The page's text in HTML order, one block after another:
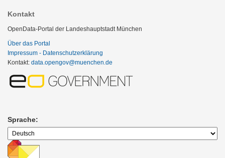
Kontakt
OpenData-Portal der Landeshauptstadt München
Über das Portal
Impressum - Datenschutzerklärung
Kontakt: data.opengov@muenchen.de
Sprache